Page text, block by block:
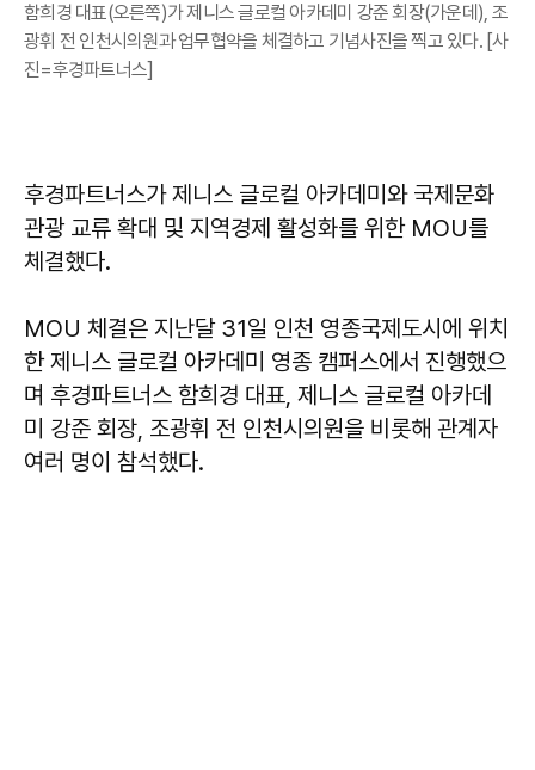
함희경 대표(오른쪽)가 제니스 글로컬 아카데미 강준 회장(가운데), 조
광휘 전 인천시의원과 업무협약을 체결하고 기념사진을 찍고 있다. [사
진=후경파트너스]
후경파트너스가 제니스 글로컬 아카데미와 국제문화
관광 교류 확대 및 지역경제 활성화를 위한 MOU를
체결했다.
MOU 체결은 지난달 31일 인천 영종국제도시에 위치
한 제니스 글로컬 아카데미 영종 캠퍼스에서 진행했으
며 후경파트너스 함희경 대표, 제니스 글로컬 아카데
미 강준 회장, 조광휘 전 인천시의원을 비롯해 관계자
여러 명이 참석했다.